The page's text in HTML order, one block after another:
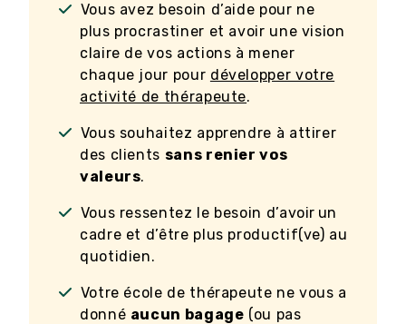
Vous avez besoin d’aide pour ne
plus procrastiner et avoir une vision
claire de vos actions à mener
chaque jour pour développer votre
activité de thérapeute.
Vous souhaitez apprendre à attirer
des clients sans renier vos
valeurs.
Vous ressentez le besoin d’avoir un
cadre et d’être plus productif(ve) au
quotidien.
Votre école de thérapeute ne vous a
donné aucun bagage (ou pas